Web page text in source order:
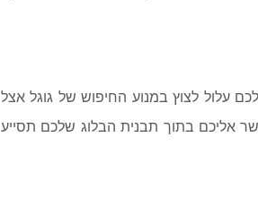
עלול לצוץ במנוע החיפוש של גוגל אצל
אליכם בתוך תבנית הבלוג שלכם תסייע